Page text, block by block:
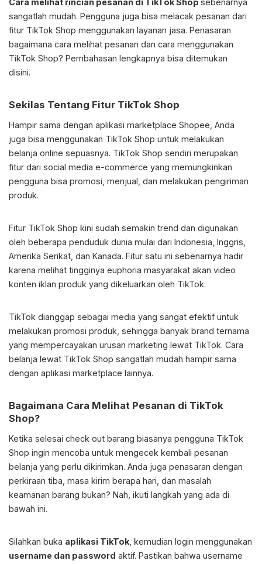
Cara melihat rincian pesanan di TikTok Shop sebenarnya
sangatlah mudah. Pengguna juga bisa melacak pesanan dari
fitur TikTok Shop menggunakan layanan jasa. Penasaran
bagaimana cara melihat pesanan dan cara menggunakan
TikTok Shop? Pembahasan lengkapnya bisa ditemukan
disini.
Sekilas Tentang Fitur TikTok Shop
Hampir sama dengan aplikasi marketplace Shopee, Anda
juga bisa menggunakan TikTok Shop untuk melakukan
belanja online sepuasnya. TikTok Shop sendiri merupakan
fitur dari social media e-commerce yang memungkinkan
pengguna bisa promosi, menjual, dan melakukan pengiriman
produk.
Fitur TikTok Shop kini sudah semakin trend dan digunakan
oleh beberapa penduduk dunia mulai dari Indonesia, Inggris,
Amerika Serikat, dan Kanada. Fitur satu ini sebenarnya hadir
karena melihat tingginya euphoria masyarakat akan video
konten iklan produk yang dikeluarkan oleh TikTok.
TikTok dianggap sebagai media yang sangat efektif untuk
melakukan promosi produk, sehingga banyak brand ternama
yang mempercayakan urusan marketing lewat TikTok. Cara
belanja lewat TikTok Shop sangatlah mudah hampir sama
dengan aplikasi marketplace lainnya.
Bagaimana Cara Melihat Pesanan di TikTok
Shop?
Ketika selesai check out barang biasanya pengguna TikTok
Shop ingin mencoba untuk mengecek kembali pesanan
belanja yang perlu dikirimkan. Anda juga penasaran dengan
perkiraan tiba, masa kirim berapa hari, dan masalah
keamanan barang bukan? Nah, ikuti langkah yang ada di
bawah ini.
Silahkan buka aplikasi TikTok , kemudian login menggunakan
username dan password aktif. Pastikan bahwa username